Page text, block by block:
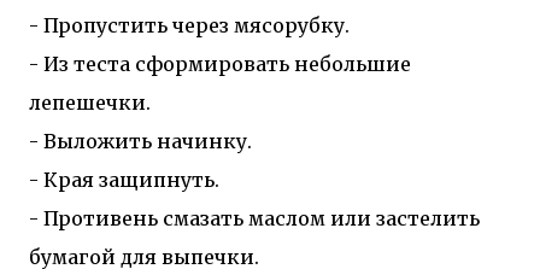
- Пропустить через мясорубку.
- Из теста сформировать небольшие
лепешечки.
- Выложить начинку.
- Края защипнуть.
- Противень смазать маслом или застелить
бумагой для выпечки.